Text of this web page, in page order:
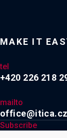
MAKE IT
tel
+420 226 218
mailto
office@itica.cz
Subscribe